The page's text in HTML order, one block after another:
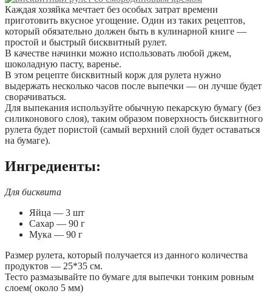
Каждая хозяйка мечтает без особых затрат времени
приготовить вкусное угощение. Один из таких рецептов,
который обязательно должен быть в кулинарной книге —
простой и быстрый бисквитный рулет.
В качестве начинки можно использовать любой джем,
шоколадную пасту, варенье.
В этом рецепте бисквитный корж для рулета нужно
выдержать несколько часов после выпечки — он лучше будет
сворачиваться.
Для выпекания используйте обычную пекарскую бумагу (без
силиконового слоя), таким образом поверхность бисквитного
рулета будет пористой (самый верхний слой будет оставаться
на бумаге).
Ингредиенты:
Для бисквита
Яйца — 3 шт
Сахар — 90 г
Мука — 90 г
Размер рулета, который получается из данного количества
продуктов — 25*35 см.
Тесто размазывайте по бумаге для выпечки тонким ровным
слоем( около 5 мм)